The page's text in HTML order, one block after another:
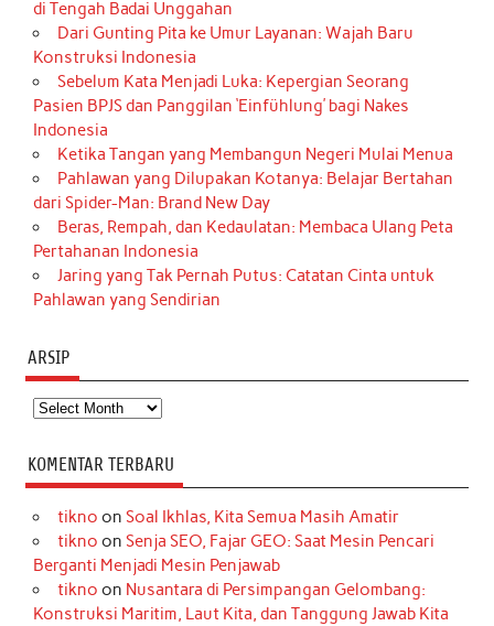
di Tengah Badai Unggahan
Dari Gunting Pita ke Umur Layanan: Wajah Baru
Konstruksi Indonesia
Sebelum Kata Menjadi Luka: Kepergian Seorang
Pasien BPJS dan Panggilan ‘Einfühlung’ bagi Nakes
Indonesia
Ketika Tangan yang Membangun Negeri Mulai Menua
Pahlawan yang Dilupakan Kotanya: Belajar Bertahan
dari Spider-Man: Brand New Day
Beras, Rempah, dan Kedaulatan: Membaca Ulang Peta
Pertahanan Indonesia
Jaring yang Tak Pernah Putus: Catatan Cinta untuk
Pahlawan yang Sendirian
ARSIP
Arsip
KOMENTAR TERBARU
tikno on Soal Ikhlas, Kita Semua Masih Amatir
tikno on Senja SEO, Fajar GEO: Saat Mesin Pencari
Berganti Menjadi Mesin Penjawab
tikno on Nusantara di Persimpangan Gelombang:
Konstruksi Maritim, Laut Kita, dan Tanggung Jawab Kita